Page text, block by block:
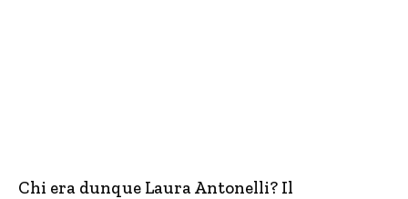
Chi era dunque Laura Antonelli? Il